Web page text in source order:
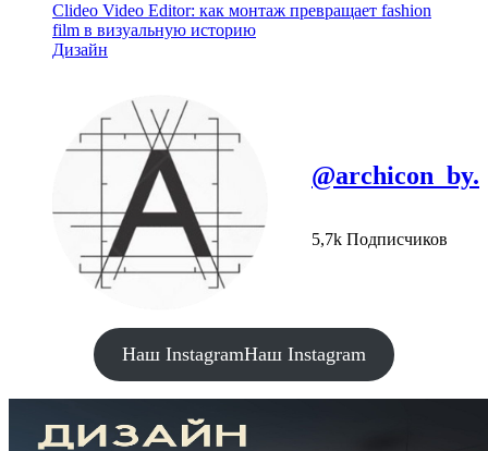
Clideo Video Editor: как монтаж превращает fashion
film в визуальную историю
Дизайн
@archicon_by.
5,7k Подписчиков
Наш InstagramНаш Instagram